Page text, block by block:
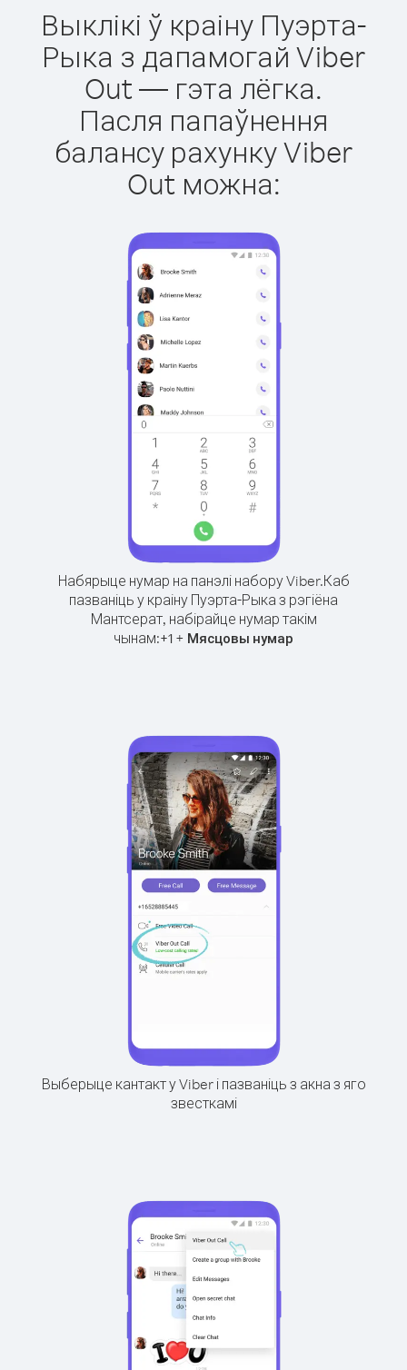
Выклікі ў краіну Пуэрта-
Рыка з дапамогай Viber
Out — гэта лёгка.
Пасля папаўнення
балансу рахунку Viber
Out можна:
Набярыце нумар на панэлі набору Viber.Каб
пазваніць у краіну Пуэрта-Рыка з рэгіёна
Мантсерат, набірайце нумар такім
чынам:+1 + Мясцовы нумар
Выберыце кантакт у Viber і пазваніць з акна з яго
звесткамі